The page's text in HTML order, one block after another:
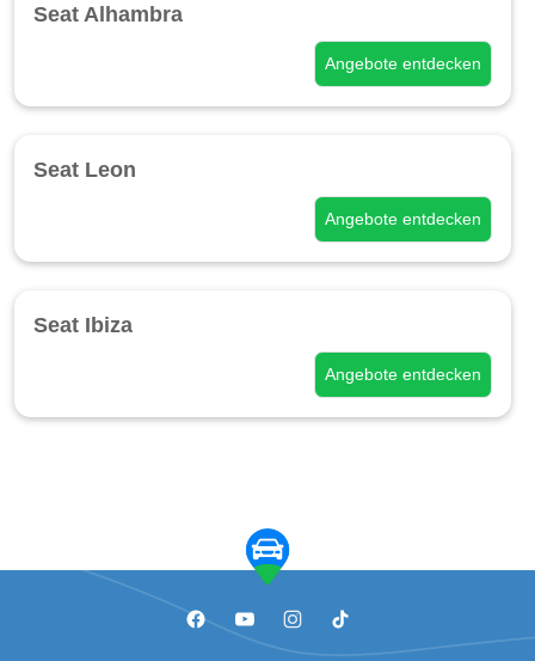
Seat Alhambra
Angebote entdecken
Seat Leon
Angebote entdecken
Seat Ibiza
Angebote entdecken